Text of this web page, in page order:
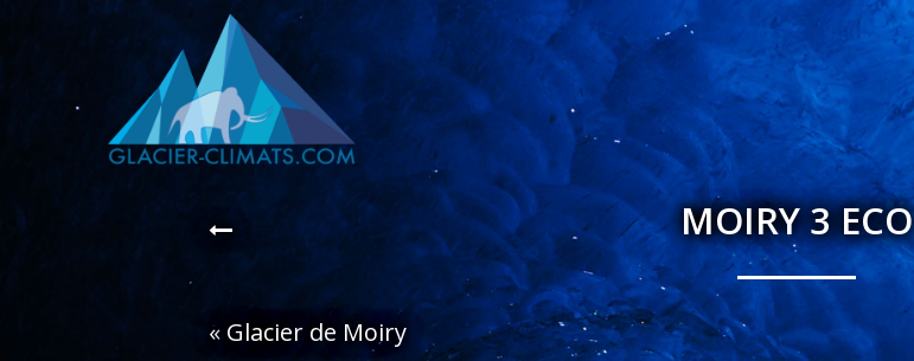
MOIRY 3 ECO
« Glacier de Moiry